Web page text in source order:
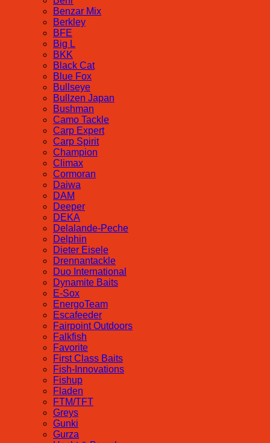
Benzar Mix
Berkley
BFE
Big L
BKK
Black Cat
Blue Fox
Bullseye
Bullzen Japan
Bushman
Camo Tackle
Carp Expert
Carp Spirit
Champion
Climax
Cormoran
Daiwa
DAM
Deeper
DEKA
Delalande-Peche
Delphin
Dieter Eisele
Drennantackle
Duo International
Dynamite Baits
E-Sox
EnergoTeam
Escafeeder
Fairpoint Outdoors
Falkfish
Favorite
First Class Baits
Fish-Innovations
Fishup
Fladen
FTM/TFT
Greys
Gunki
Gurza